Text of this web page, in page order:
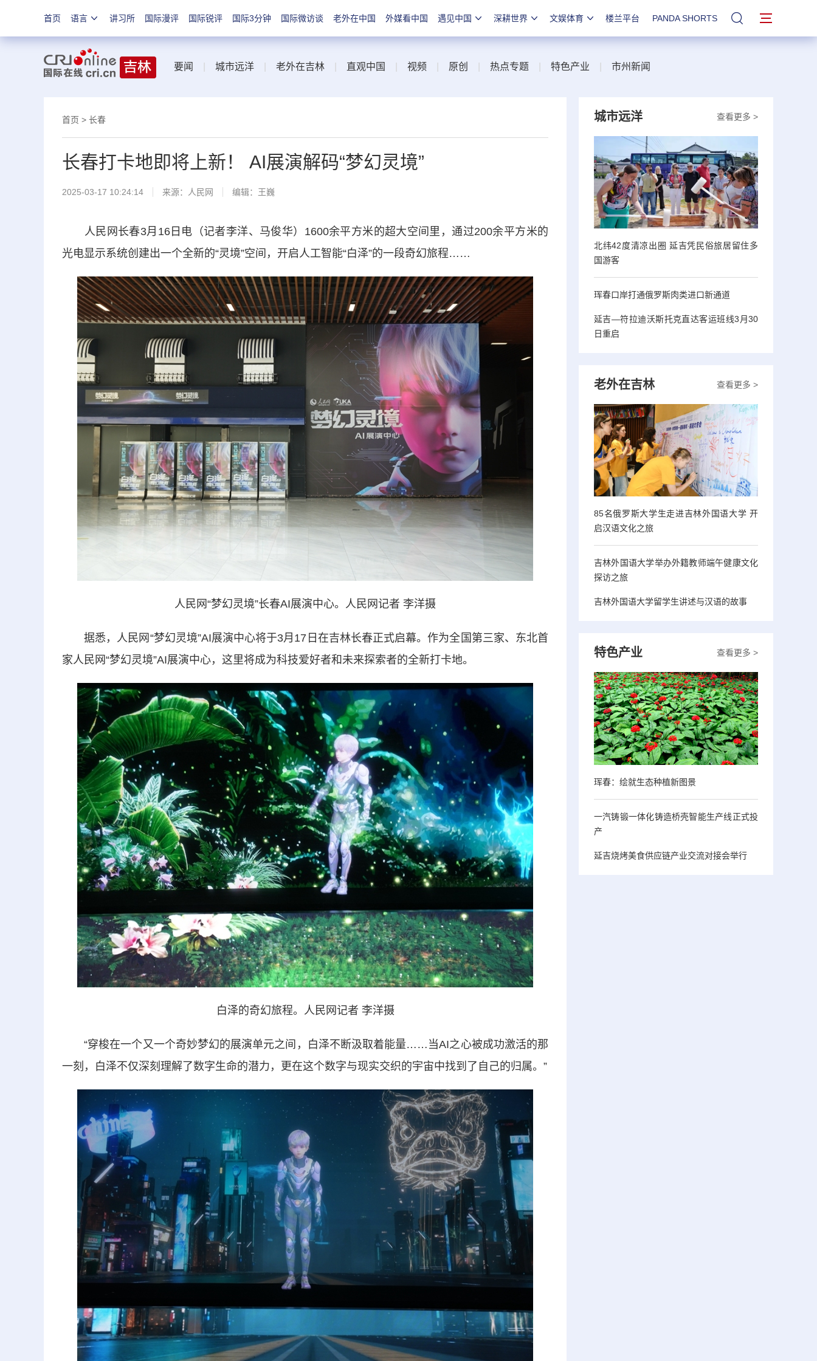
首页 语言 讲习所 国际漫评 国际锐评 国际3分钟 国际微访谈 老外在中国 外媒看中国 遇见中国 深耕世界 文娱体育 楼兰平台 PANDA SHORTS 站内搜索
要闻 城市远洋 老外在吉林 直观中国 视频 原创 热点专题 特色产业 市州新闻
首页 > 长春
长春打卡地即将上新！ AI展演解码“梦幻灵境”
2025-03-17 10:24:14 来源： 人民网 编辑：王巍
人民网长春3月16日电（记者李洋、马俊华）1600余平方米的超大空间里，通过200余平方米的
光电显示系统创建出一个全新的“灵境”空间，开启人工智能“白泽”的一段奇幻旅程……
人民网“梦幻灵境”长春AI展演中心。人民网记者 李洋摄
据悉，人民网“梦幻灵境”AI展演中心将于3月17日在吉林长春正式启幕。作为全国第三家、东北首
家人民网“梦幻灵境”AI展演中心，这里将成为科技爱好者和未来探索者的全新打卡地。
白泽的奇幻旅程。人民网记者 李洋摄
“穿梭在一个又一个奇妙梦幻的展演单元之间，白泽不断汲取着能量……当AI之心被成功激活的那
一刻，白泽不仅深刻理解了数字生命的潜力，更在这个数字与现实交织的宇宙中找到了自己的归属。”
查看更多 >
城市远洋
北纬42度清凉出圈 延吉凭民俗旅居留住多
国游客
珲春口岸打通俄罗斯肉类进口新通道
延吉—符拉迪沃斯托克直达客运班线3月30
日重启
查看更多 >
老外在吉林
85名俄罗斯大学生走进吉林外国语大学 开
启汉语文化之旅
吉林外国语大学举办外籍教师端午健康文化
探访之旅
吉林外国语大学留学生讲述与汉语的故事
查看更多 >
特色产业
珲春：绘就生态种植新图景
一汽铸锻一体化铸造桥壳智能生产线正式投
产
延吉烧烤美食供应链产业交流对接会举行